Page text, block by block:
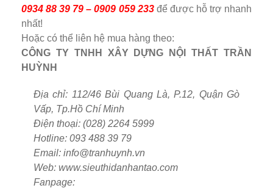
0934 88 39 79 – 0909 059 233 để được hỗ trợ nhanh
nhất!
Hoặc có thể liên hệ mua hàng theo:
CÔNG TY TNHH XÂY DỰNG NỘI THẤT TRẦN
HUỲNH
Địa chỉ: 112/46 Bùi Quang Là, P.12, Quận Gò
Vấp, Tp.Hồ Chí Minh
Điện thoại: (028) 2264 5999
Hotline: 093 488 39 79
Email: info@tranhuynh.vn
Web: www.sieuthidanhantao.com
Fanpage: